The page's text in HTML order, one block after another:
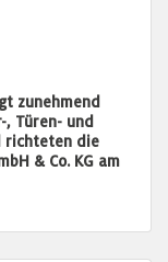
zunehmend
Türen- und
richteten die
& Co. KG am